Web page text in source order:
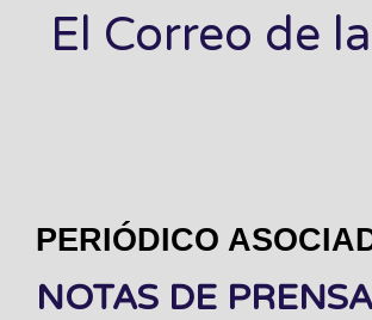
El Correo de
PERIÓDICO
NOTAS DE PRENSA